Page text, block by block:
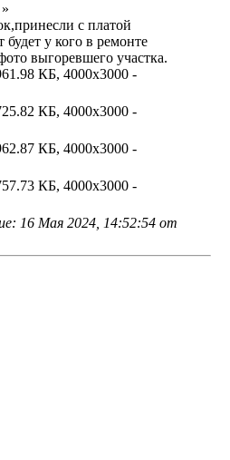
с платой
у кого в ремонте
выгоревшего участка.
КБ, 4000x3000 -
КБ, 4000x3000 -
КБ, 4000x3000 -
КБ, 4000x3000 -
16 Мая 2024, 14:52:54 от